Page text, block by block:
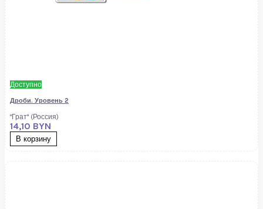
Доступно
Дроби. Уровень 2
"Грат" (Россия)
14,10 BYN
В корзину